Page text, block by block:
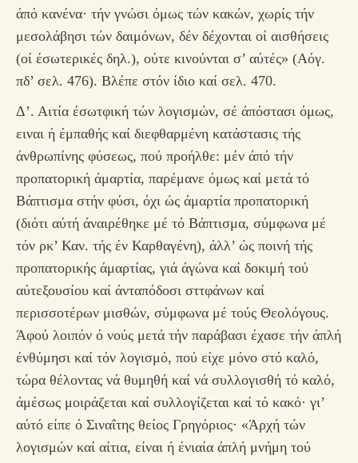
άπό κανένα· τήν γνώσι όμως τών κακών, χωρίς τήν
μεσολάβησι τών δαιμόνων, δέν δέχονται οί αισθήσεις
(οί έσωτερικές δηλ.), ούτε κινούνται σ’ αύτές» (Αόγ.
πδ’ σελ. 476). Βλέπε στόν ίδιο καί σελ. 470.
Δ’. Αιτία έσωτφική τών λογισμών, σέ άπόστασι όμως,
ειναι ή έμπαθής καί διεφθαρμένη κατάστασις τής
άνθρωπίνης φύσεως, πού προήλθε: μέν άπό τήν
προπατορική άμαρτία, παρέμανε όμως καί μετά τό
Βάπτισμα στήν φύσι, όχι ώς άμαρτία προπατορική
(διότι αύτή άναιρέθηκε μέ τό Βάπτισμα, σύμφωνα μέ
τόν ρκ’ Καν. τής έν Καρθαγένη), άλλ’ ώς ποινή τής
προπατορικής άμαρτίας, γιά άγώνα καί δοκιμή τού
αύτεξουσίου καί άνταπόδοσι σττφάνων καί
περισσοτέρων μισθών, σύμφωνα μέ τούς Θεολόγους.
Άφού λοιπόν ό νούς μετά τήν παράβασι έχασε τήν άπλή
ένθύμησι καί τόν λογισμό, πού είχε μόνο στό καλό,
τώρα θέλοντας νά θυμηθή καί νά συλλογισθή τό καλό,
άμέσως μοιράζεται καί συλλογίζεται καί τό κακό· γι’
αύτό είπε ό Σιναΐτης θείος Γρηγόριος· «Άρχή τών
λογισμών καί αίτια, είναι ή ένιαία άπλή μνήμη τού